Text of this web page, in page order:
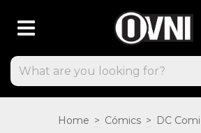
Home > Cómics > DC